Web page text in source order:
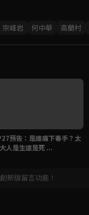
宗峰岩 何中華 高蘭村
預告：是誰痛下毒手？太
人是生還是死 ...
新版留言功能！